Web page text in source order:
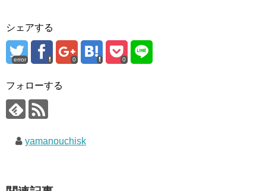
シェアする
error 0 0
フォローする
yamanouchisk